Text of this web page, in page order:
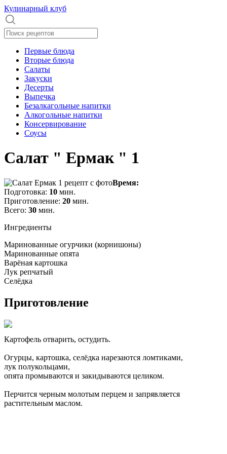
Кулинарный клуб
Первые блюда
Вторые блюда
Салаты
Закуски
Десерты
Выпечка
Безалкагольные напитки
Алкогольные напитки
Консервирование
Соусы
Салат " Ермак " 1
Время:
Подготовка: 10 мин.
Приготовление: 20 мин.
Всего: 30 мин.
Ингредиенты
Маринованные огурчики (корнишоны)
Маринованные опята
Варёная картошка
Лук репчатый
Селёдка
Приготовление
Картофель отварить, остудить.
Огурцы, картошка, селёдка нарезаются ломтиками,
лук полукольцами,
опята промываются и закидываются целиком.
Перчится черным молотым перцем и запрявляется
растительным маслом.